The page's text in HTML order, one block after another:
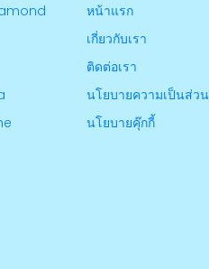
หน้าแรก
เกี่ยวกับเรา
ติดต่อเรา
นโยบายความเป็นส่ว
นโยบายคุ๊กกี้